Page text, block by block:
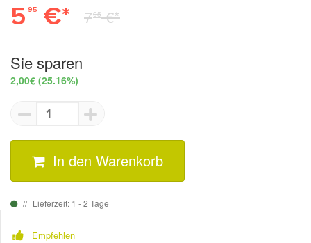
5 95 €* 795€*
Sie sparen
2,00€ (25.16%)
In den Warenkorb
Lieferzeit: 1 - 2 Tage
Empfehlen